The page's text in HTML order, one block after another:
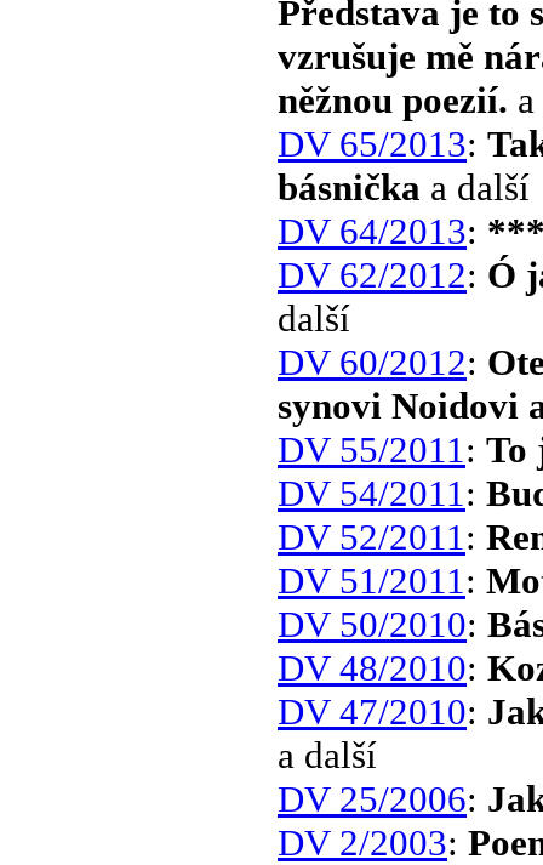
Představa je to
vzrušuje mě
něžnou poezií.
DV 65/2013:
básnička a další
DV 64/2013:
DV 62/2012: Ó
další
DV 60/2012:
synovi Noidovi
DV 55/2011 : To
DV 54/2011 :
DV 52/2011 :
DV 51/2011 :
DV 50/2010:
DV 48/2010:
DV 47/2010:
a další
DV 25/2006:
DV 2/2003: